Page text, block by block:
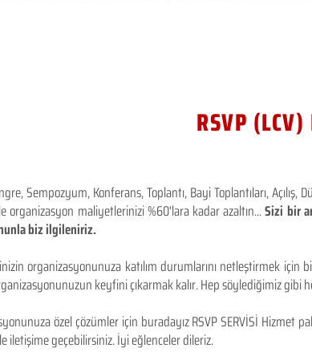
RSVP
Sempozyum, Konferans, Toplantı, Bayi Toplantıları,
organizasyon maliyetlerinizi %60'lara kadar azaltın...Sizi bir
biz ilgileniriz.
organizasyonunuza katılım durumlarını netleştirmek için
keyfini çıkarmak kalır. Hep söylediğimiz gibi
özel çözümler için buradayız RSVP SERVİSİ
iletişime geçebilirsiniz. İyi eğlenceler dileriz.